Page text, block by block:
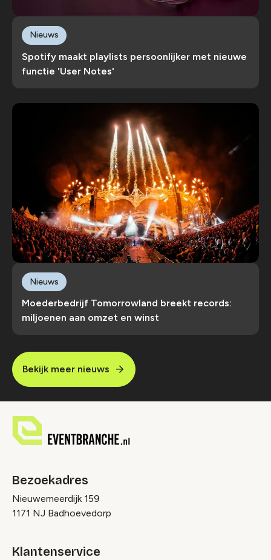
Spotify maakt playlists persoonlijker met nieuwe
functie 'User Notes'
Nieuws
Moederbedrijf Tomorrowland breekt records:
miljoenen aan omzet en winst
Nieuws
Bekijk meer nieuws
Bezoekadres
Nieuwemeerdijk 159
1171 NJ Badhoevedorp
Klantenservice